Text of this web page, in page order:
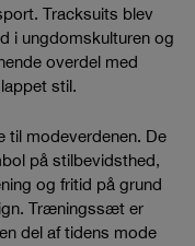
Tracksuits blev
i ungdomskulturen og
overdel med
stil.
til modeverdenen. De
på stilbevidsthed,
og fritid på grund
Træningssæt er
del af tidens mode